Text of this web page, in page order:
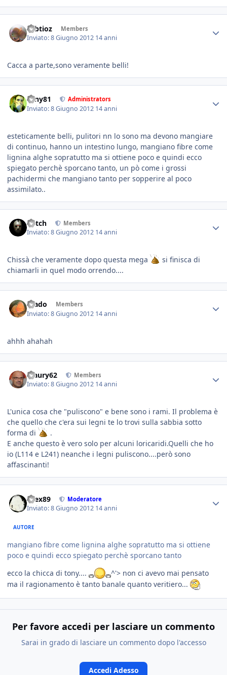
robtioz Members
Inviato:8 Giugno 2012 14 anni
Cacca a parte,sono veramente belli!
tony81 Administrators
Inviato:8 Giugno 2012 14 anni
esteticamente belli, pulitori nn lo sono ma devono mangiare
di continuo, hanno un intestino lungo, mangiano fibre come
lignina alghe sopratutto ma si ottiene poco e quindi ecco
spiegato perchè sporcano tanto, un pò come i grossi
pachidermi che mangiano tanto per sopperire al poco
assimilato..
Mitch Members
Inviato:8 Giugno 2012 14 anni
Chissà che veramente dopo questa mega
si finisca di
chiamarli in quel modo orrendo....
Wado Members
Inviato:8 Giugno 2012 14 anni
ahhh ahahah
Maury62 Members
Inviato:8 Giugno 2012 14 anni
L'unica cosa che "puliscono" e bene sono i rami. Il problema è
che quello che c'era sui legni te lo trovi sulla sabbia sotto
forma di
.
E anche questo è vero solo per alcuni loricaridi.Quelli che ho
io (L114 e L241) neanche i legni puliscono....però sono
affascinanti!
brex89 Moderatore
Inviato:8 Giugno 2012 14 anni
AUTORE
mangiano fibre come lignina alghe sopratutto ma si ottiene
poco e quindi ecco spiegato perchè sporcano tanto
ecco la chicca di tony....
^'> non ci avevo mai pensato
ma il ragionamento è tanto banale quanto veritiero...
Per favore accedi per lasciare un commento
Sarai in grado di lasciare un commento dopo l'accesso
Accedi Adesso